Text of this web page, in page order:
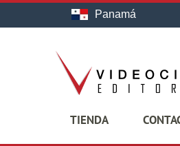
Panamá
TIENDA